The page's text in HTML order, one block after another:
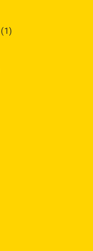
(1)